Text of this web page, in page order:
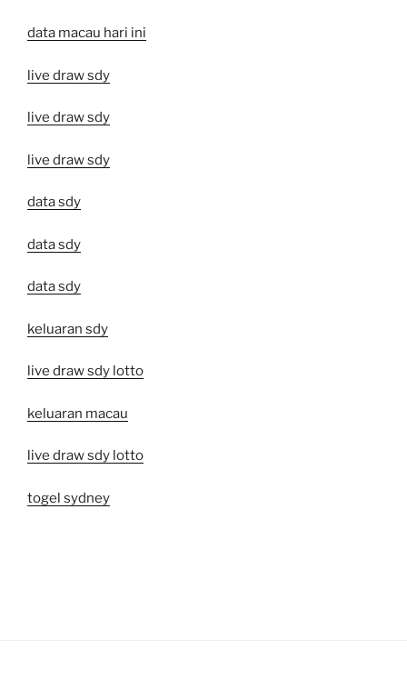
data macau hari ini
live draw sdy
live draw sdy
live draw sdy
data sdy
data sdy
data sdy
keluaran sdy
live draw sdy lotto
keluaran macau
live draw sdy lotto
togel sydney